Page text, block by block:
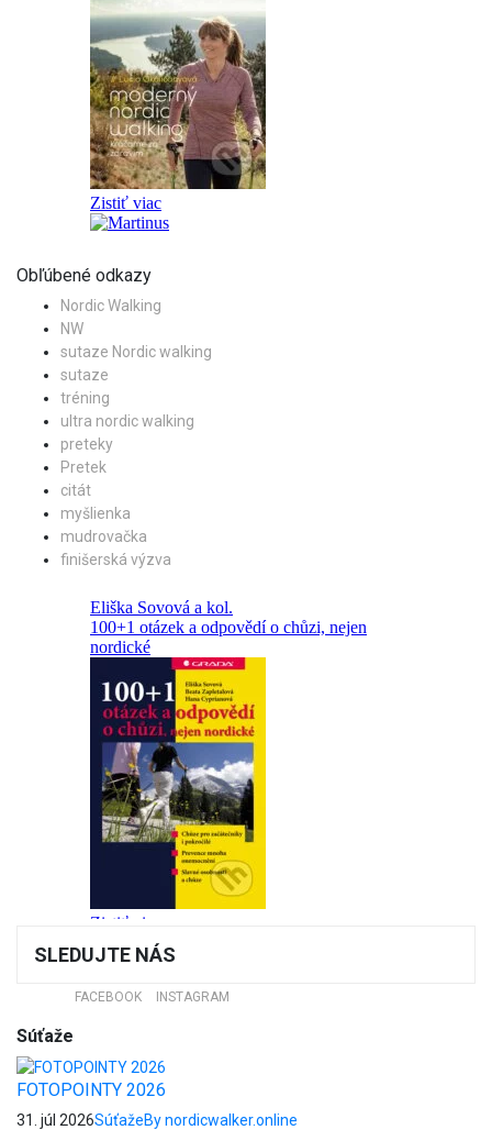
Obľúbené odkazy
Nordic Walking
NW
sutaze Nordic walking
sutaze
tréning
ultra nordic walking
preteky
Pretek
citát
myšlienka
mudrovačka
finišerská výzva
SLEDUJTE NÁS
FACEBOOK INSTAGRAM
Súťaže
FOTOPOINTY 2026
31. júl 2026SúťažeBy nordicwalker.online